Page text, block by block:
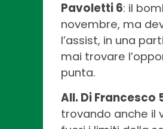
Pavoletti 6: il
novembre, ma
l’assist, in una
mai trovare
punta.
All. Di Francesco
trovando anche il